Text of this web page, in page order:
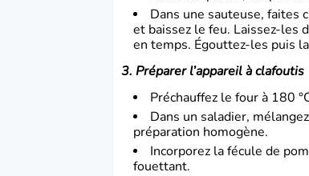
Dans une sauteuse, faites
et baissez le feu. Laissez-les
en temps. Égouttez-les puis
3. Préparer l’appareil à clafoutis
Préchauffez le four à 180
Dans un saladier,
préparation homogène.
Incorporez la fécule de
fouettant.